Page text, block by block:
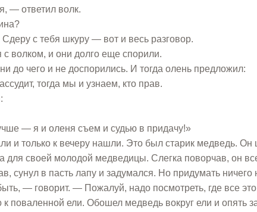
— ответил волк.
с тебя шкуру — вот и весь разговор.
с волком, и они долго еще спорили.
до чего и не доспорились. И тогда олень предложил:
тогда мы и узнаем, кто прав.
— я и оленя съем и судью в придачу!»
и только к вечеру нашли. Это был старик медведь.
для своей молодой медведицы. Слегка поворчав, он
сунул в пасть лапу и задумался. Но придумать ничего
— говорит. — Пожалуй, надо посмотреть, где все это
к поваленной ели. Обошел медведь вокруг ели и опять